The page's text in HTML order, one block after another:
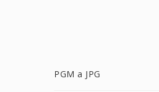
PGM a JPG